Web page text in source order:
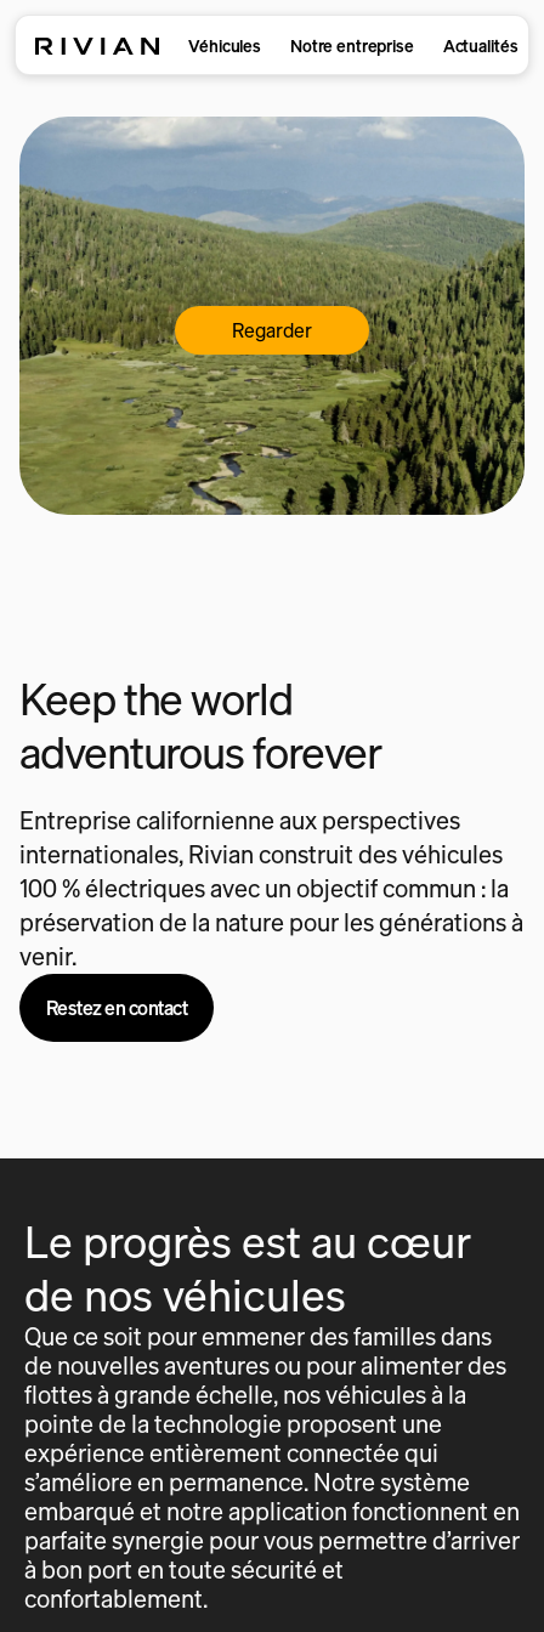
Véhicules Notre entreprise Actualités
Regarder
Keep the world
adventurous forever
Entreprise californienne aux perspectives
internationales, Rivian construit des véhicules
100 % électriques avec un objectif commun : la
préservation de la nature pour les générations à
venir.
Restez en contact
Le progrès est au cœur
de nos véhicules
Que ce soit pour emmener des familles dans
de nouvelles aventures ou pour alimenter des
flottes à grande échelle, nos véhicules à la
pointe de la technologie proposent une
expérience entièrement connectée qui
s’améliore en permanence. Notre système
embarqué et notre application fonctionnent en
parfaite synergie pour vous permettre d’arriver
à bon port en toute sécurité et
confortablement.